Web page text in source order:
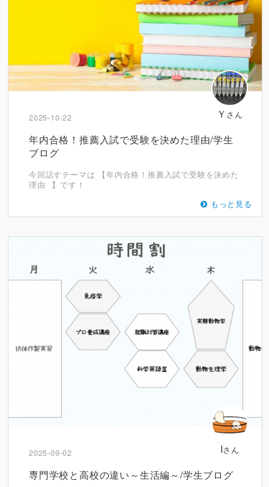
Ｙ さん
2025-10-22
年内合格！推薦入試で受験を決めた理由/学生
ブログ
今回話すテーマは 【年内合格！推薦入試で受験を決めた
理由⠀】です！
もっと見る
Iさん
2025-09-02
専門学校と高校の違い～生活編～/学生ブログ